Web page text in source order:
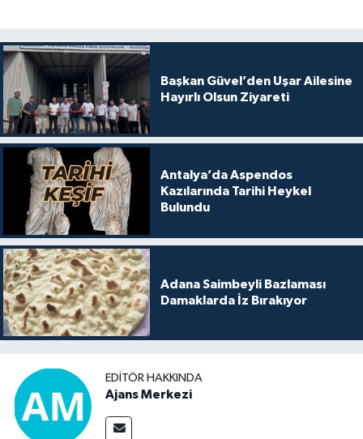
Başkan Güvel’den Uşar Ailesine
Hayırlı Olsun Ziyareti
Antalya’da Aspendos
Kazılarında Tarihi Heykel
Bulundu
Adana Saimbeyli Bazlaması
Damaklarda İz Bırakıyor
EDITÖR HAKKINDA
Ajans Merkezi